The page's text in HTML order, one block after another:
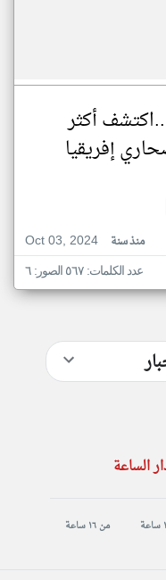
أكثر
إفريقيا
Oct 03, 2024
منذ سنة
عدد الكلمات: ٥٦٧ الصور: ٦
الساعة
من ١٦ ساعة